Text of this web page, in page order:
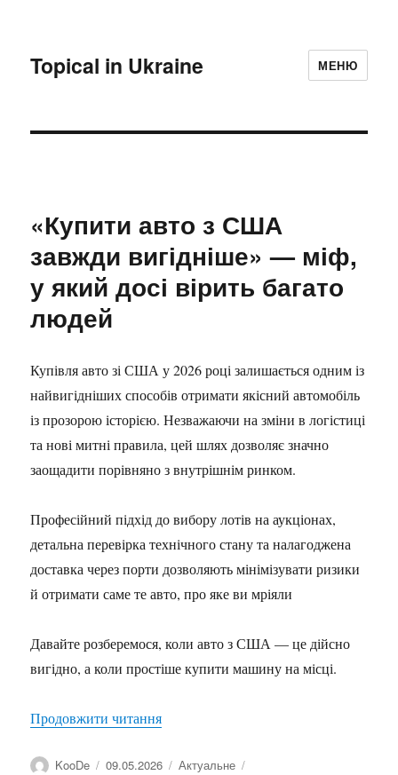
Topical in Ukraine МЕНЮ
«Купити авто з США
завжди вигідніше» — міф,
у який досі вірить багато
людей
Купівля авто зі США у 2026 році залишається одним із
найвигідніших способів отримати якісний автомобіль
із прозорою історією. Незважаючи на зміни в логістиці
та нові митні правила, цей шлях дозволяє значно
заощадити порівняно з внутрішнім ринком.
Професійний підхід до вибору лотів на аукціонах,
детальна перевірка технічного стану та налагоджена
доставка через порти дозволяють мінімізувати ризики
й отримати саме те авто, про яке ви мріяли
Давайте розберемося, коли авто з США — це дійсно
вигідно, а коли простіше купити машину на місці.
Продовжити читання“«Купити авто з США завжди
Автор
KooDe Оприлюднено
09.05.2026 Категорії
Актуальне